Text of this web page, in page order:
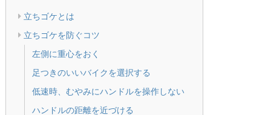
立ちゴケとは
立ちゴケを防ぐコツ
左側に重心をおく
足つきのいいバイクを選択する
低速時、むやみにハンドルを操作しない
ハンドルの距離を近づける